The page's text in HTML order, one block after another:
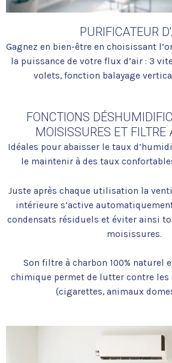
PURIFICATEUR
Gagnez en bien-être en choisissant
la puissance de votre flux d’air : 3
volets, fonction balayage
FONCTIONS
MOISISSURES ET FILTRE
Idéales pour abaisser le taux
le maintenir à des taux
Juste après chaque utilisation la
intérieure s’active
condensats résiduels et éviter ainsi
moisissures.
Son filtre à charbon 100% naturel
chimique permet de lutter contre les
(cigarettes, animaux